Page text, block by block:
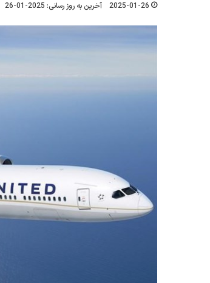
2025-01-26 آخرین به روز رسانی: 2025-01-26